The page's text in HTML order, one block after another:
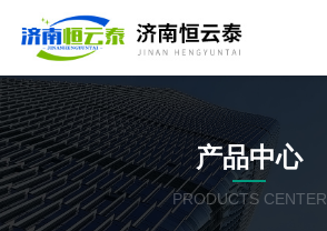
产品中心
PRODUCTS CENTER